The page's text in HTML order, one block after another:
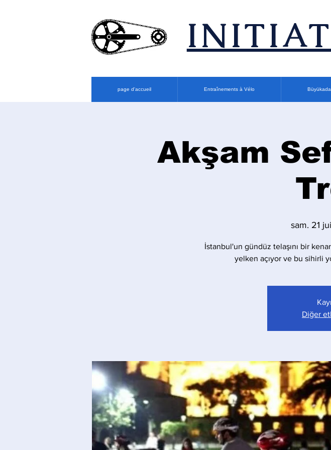
page d'accueil Entraînements à Vélo Büyükada
Akşam
sam. 21
İstanbul'un gündüz telaşını bir
yelken açıyor ve bu sihirli
Diğer